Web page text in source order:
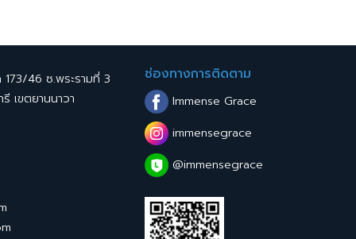
46 ซ.พระรามที่ 3
เขตยานนาวา
ช่องทางการติดตาม
Immense Grace
immensegrace
@immensegrace